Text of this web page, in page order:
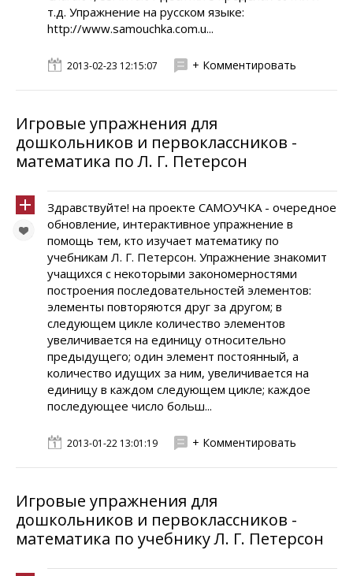
т.д. Упражнение на русском языке:
http://www.samouchka.com.u...
2013-02-23 12:15:07 + Комментировать
Игровые упражнения для
дошкольников и первоклассников -
математика по Л. Г. Петерсон
Здравствуйте! на проекте САМОУЧКА - очередное
обновление, интерактивное упражнение в
помощь тем, кто изучает математику по
учебникам Л. Г. Петерсон. Упражнение знакомит
учащихся с некоторыми закономерностями
построения последовательностей элементов:
элементы повторяются друг за другом; в
следующем цикле количество элементов
увеличивается на единицу относительно
предыдущего; один элемент постоянный, а
количество идущих за ним, увеличивается на
единицу в каждом следующем цикле; каждое
последующее число больш...
2013-01-22 13:01:19 + Комментировать
Игровые упражнения для
дошкольников и первоклассников -
математика по учебнику Л. Г. Петерсон